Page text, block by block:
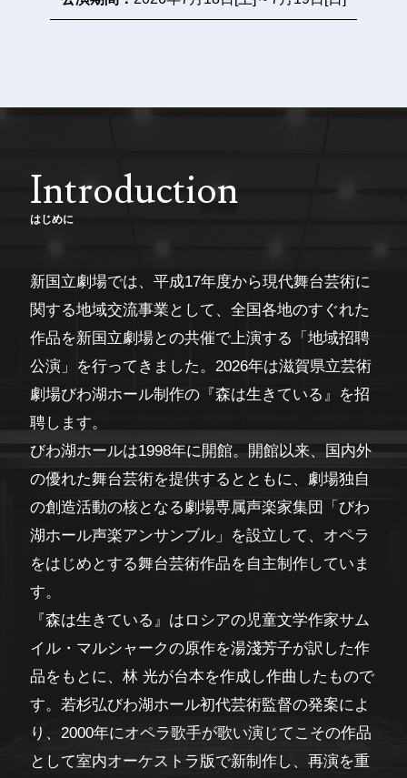
Introduction
はじめに
新国立劇場では、平成17年度から現代舞台芸術に
関する地域交流事業として、全国各地のすぐれた
作品を新国立劇場との共催で上演する「地域招聘
公演」を行ってきました。2026年は滋賀県立芸術
劇場びわ湖ホール制作の『森は生きている』を招
聘します。
びわ湖ホールは1998年に開館。開館以来、国内外
の優れた舞台芸術を提供するとともに、劇場独自
の創造活動の核となる劇場専属声楽家集団「びわ
湖ホール声楽アンサンブル」を設立して、オペラ
をはじめとする舞台芸術作品を自主制作していま
す。
『森は生きている』はロシアの児童文学作家サム
イル・マルシャークの原作を湯淺芳子が訳した作
品をもとに、林 光が台本を作成し作曲したもので
す。若杉弘びわ湖ホール初代芸術監督の発案によ
り、2000年にオペラ歌手が歌い演じてこその作品
として室内オーケストラ版で新制作し、再演を重